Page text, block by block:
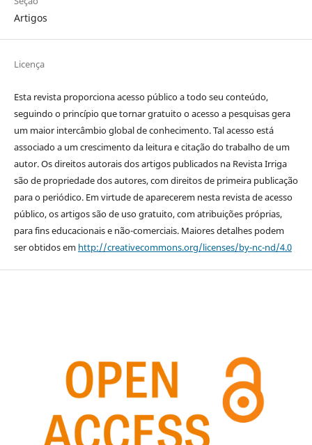
Artigos
Licença
Esta revista proporciona acesso público a todo seu conteúdo,
seguindo o princípio que tornar gratuito o acesso a pesquisas gera
um maior intercâmbio global de conhecimento. Tal acesso está
associado a um crescimento da leitura e citação do trabalho de um
autor. Os direitos autorais dos artigos publicados na Revista Irriga
são de propriedade dos autores, com direitos de primeira publicação
para o periódico. Em virtude de aparecerem nesta revista de acesso
público, os artigos são de uso gratuito, com atribuições próprias,
para fins educacionais e não-comerciais. Maiores detalhes podem
ser obtidos em http://creativecommons.org/licenses/by-nc-nd/4.0